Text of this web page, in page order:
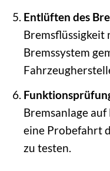
Entlüften des
Bremsflüssigkeit
Bremssystem
Bremsanlage
eine Probefahrt
zu testen.